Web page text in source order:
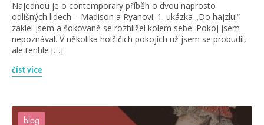
Najednou je o contemporary příběh o dvou naprosto
odlišných lidech – Madison a Ryanovi. 1. ukázka „Do hajzlu!“
zaklel jsem a šokovaně se rozhlížel kolem sebe. Pokoj jsem
nepoznával. V několika holčičích pokojích už jsem se probudil,
ale tenhle […]
číst více
blog